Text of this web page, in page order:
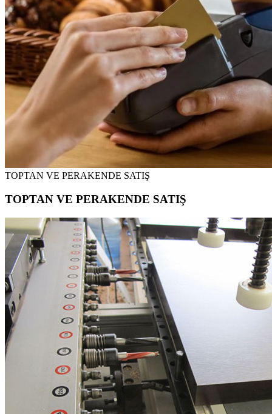
TOPTAN VE PERAKENDE SATIŞ
TOPTAN VE PERAKENDE SATIŞ